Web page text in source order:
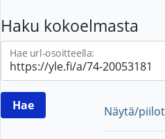
Haku kokoelmasta
Hae url-osoitteella:
Näytä/